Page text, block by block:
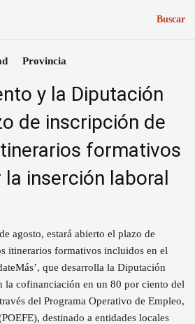
Buscar
Provincia
y la Diputación
de inscripción de
formativos
inserción laboral
agosto, estará abierto el plazo de
itinerarios formativos incluidos en el
que desarrolla la Diputación
la cofinanciación en un 80 por ciento del
del Programa Operativo de Empleo,
destinado a entidades locales